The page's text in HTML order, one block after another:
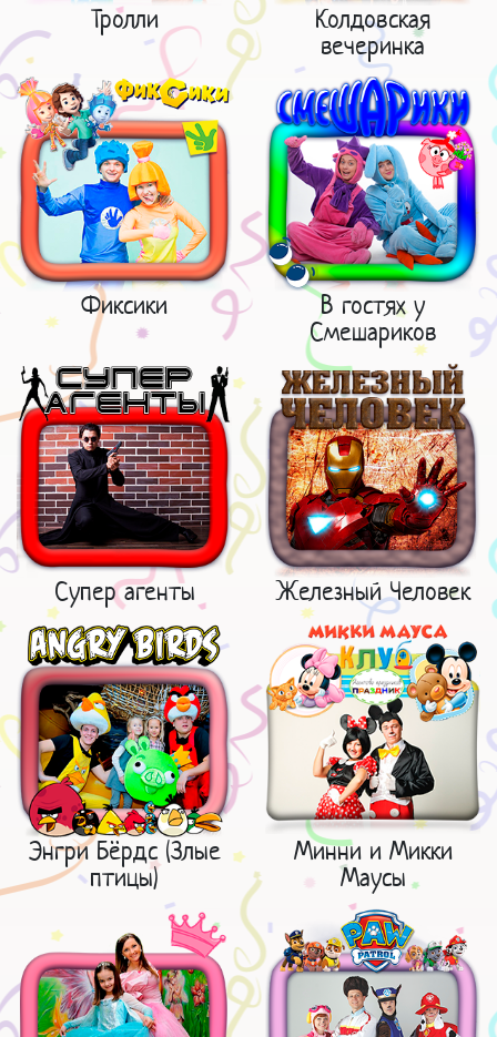
Тролли
Колдовская
вечеринка
Фиксики
В гостях у
Смешариков
Супер агенты Железный Человек
Энгри Бёрдс (Злые
птицы)
Минни и Микки
Маусы